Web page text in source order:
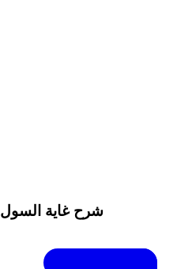
شرح غاية